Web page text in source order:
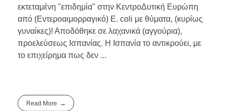
εκτεταμένη "επιδημία" στην ΚεντροΔυτική Ευρώπη
από (Εντεροαιμορραγικό) E. coli με θύματα, (κυρίως
γυναίκες)! Αποδόθηκε σε λαχανικά (αγγούρια),
προελεύσεως Ισπανίας. Η Ισπανία το αντικρούει, με
το επιχείρημα πως δεν ...
Read More